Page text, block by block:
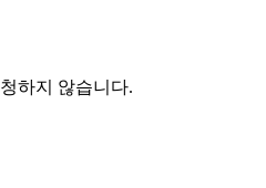
하지 않습니다.